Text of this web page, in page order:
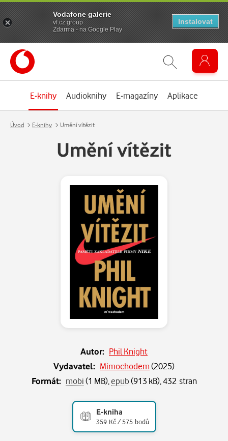
E-knihy Audioknihy E-magazíny Aplikace
Úvod E-knihy Umění vítězit
Umění vítězit
Autor: Phil Knight
Vydavatel: Mimochodem(2025)
Formát: mobi(1 MB), epub(913 kB), 432 stran
E-kniha
359 Kč / 575 bodů
Vodafone galerie
vf.cz.group
Zdarma - na Google Play
Instalovat